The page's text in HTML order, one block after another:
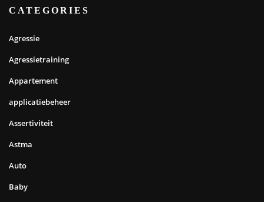
CATEGORIES
Agressie
Agressietraining
Appartement
applicatiebeheer
Assertiviteit
Astma
Auto
Baby